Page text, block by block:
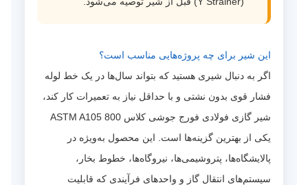
این شیر برای چه پروژه‌هایی مناسب است؟
اگر به دنبال شیری هستید که بتواند سال‌ها در یک خط لوله
فشار قوی بدون نشتی و با حداقل نیاز به تعمیرات کار کند،
شیر گازی فولادی فورج جوشی کلاس 800 ASTM A105
یکی از بهترین گزینه‌ها است. این محصول به‌ویژه در
پالایشگاه‌ها، پتروشیمی‌ها، نیروگاه‌ها، خطوط بخار،
سیستم‌های انتقال گاز و واحدهای فرآیندی که قابلیت